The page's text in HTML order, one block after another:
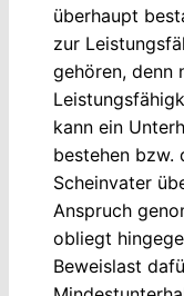
überhaupt
zur
gehören, denn
kann ein
bestehen bzw.
Scheinvater
Anspruch
obliegt
Beweislast